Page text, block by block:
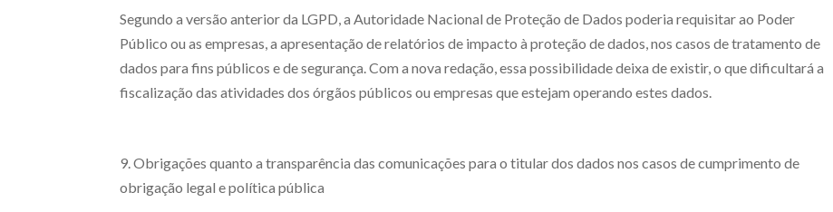
Segundo a versão anterior da LGPD, a Autoridade Nacional de Proteção de Dados poderia requisitar ao Poder
Público ou as empresas, a apresentação de relatórios de impacto à proteção de dados, nos casos de tratamento de
dados para fins públicos e de segurança. Com a nova redação, essa possibilidade deixa de existir, o que dificultará a
fiscalização das atividades dos órgãos públicos ou empresas que estejam operando estes dados.
9. Obrigações quanto a transparência das comunicações para o titular dos dados nos casos de cumprimento de
obrigação legal e política pública